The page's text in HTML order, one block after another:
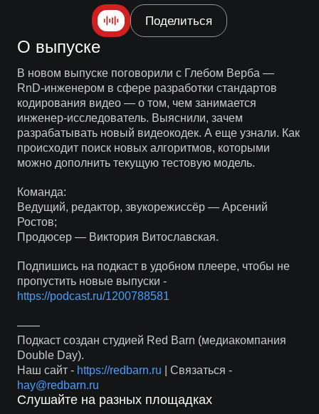
Поделиться
О выпуске
В новом выпуске поговорили с Глебом Верба —
RnD-инженером в сфере разработки стандартов
кодирования видео — о том, чем занимается
инженер-исследователь. Выяснили, зачем
разрабатывать новый видеокодек. А еще узнали. Как
происходит поиск новых алгоритмов, которыми
можно дополнить текущую тестовую модель.
Команда:
Ведущий, редактор, звукорежиссёр — Арсений
Ростов;
Продюсер — Виктория Витославская.
Подпишись на подкаст в удобном плеере, чтобы не
пропустить новые выпуски -
https://podcast.ru/1200788581
——
Подкаст создан студией Red Barn (медиакомпания
Double Day).
Наш сайт - https://redbarn.ru | Связаться -
hay@redbarn.ru
Слушайте на разных площадках